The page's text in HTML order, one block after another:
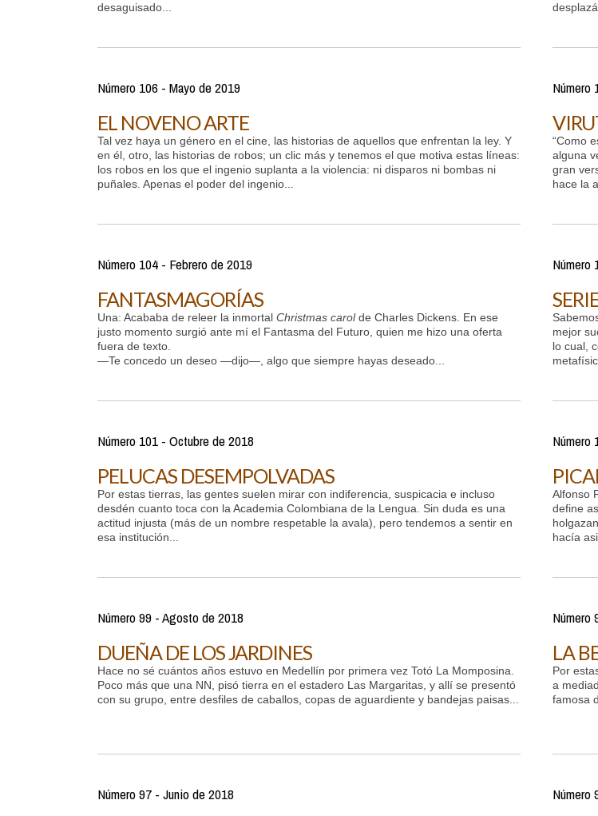
desaguisado...
Número 106 - Mayo de 2019
EL NOVENO ARTE
Tal vez haya un género en el cine, las historias de aquellos que enfrentan la ley. Y
en él, otro, las historias de robos; un clic más y tenemos el que motiva estas líneas:
los robos en los que el ingenio suplanta a la violencia: ni disparos ni bombas ni
puñales. Apenas el poder del ingenio...
Número
“Como
alguna
gran
hace la
Número 104 - Febrero de 2019
FANTASMAGORÍAS
Una: Acababa de releer la inmortal Christmas carolde Charles Dickens. En ese
justo momento surgió ante mí el Fantasma del Futuro, quien me hizo una oferta
fuera de texto.
—Te concedo un deseo —dijo—, algo que siempre hayas deseado...
Número
mejor
lo cual,
Número 101 - Octubre de 2018
PELUCAS DESEMPOLVADAS
Por estas tierras, las gentes suelen mirar con indiferencia, suspicacia e incluso
desdén cuanto toca con la Academia Colombiana de la Lengua. Sin duda es una
actitud injusta (más de un nombre respetable la avala), pero tendemos a sentir en
esa institución...
Número
Alfonso
define
hacía
Número 99 - Agosto de 2018
DUEÑA DE LOS JARDINES
Hace no sé cuántos años estuvo en Medellín por primera vez Totó La Momposina.
Poco más que una NN, pisó tierra en el estadero Las Margaritas, y allí se presentó
con su grupo, entre desfiles de caballos, copas de aguardiente y bandejas paisas...
Número
LA
Por
a
famosa
Número 97 - Junio de 2018 Número